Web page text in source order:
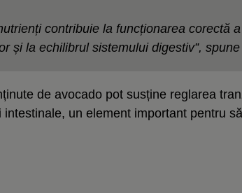
contribuie la funcționarea corectă
și la echilibrul sistemului digestiv”,
de avocado pot susține reglarea
intestinale, un element important pentru